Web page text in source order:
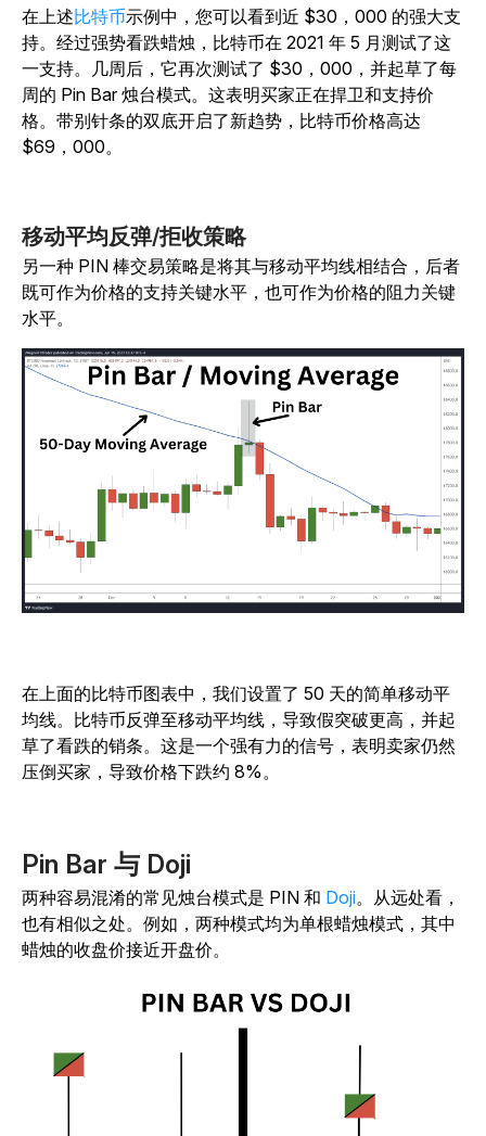
在 上述比特币示例中，您可以看到近 $30，000 的强大支
持。经过强势看跌蜡烛，比特币在 2021 年 5 月测试了这
一支持。几周后，它再次测试了 $30，000，并起草了每
周的 Pin Bar 烛台模式。这表明买家正在捍卫和支持价
格。带别针条的双底开启了新趋势，比特币价格高达
$69，000。
移动平均反弹/拒收策略
另一种 PIN 棒交易策略是将其与移动平均线相结合，后者
既可作为价格的支持关键水平，也可作为价格的阻力关键
水平。
在上面的比特币图表中，我们设置了 50 天的简单移动平
均线。比特币反弹至移动平均线，导致假突破更高，并起
草了看跌的销条。这是一个强有力的信号，表明卖家仍然
压倒买家，导致价格下跌约 8%。
Pin Bar 与 Doji
两种容易混淆的常见烛台模式是 PIN 和 Doji。从远处看，
也有相似之处。例如，两种模式均为单根蜡烛模式，其中
蜡烛的收盘价接近开盘价。